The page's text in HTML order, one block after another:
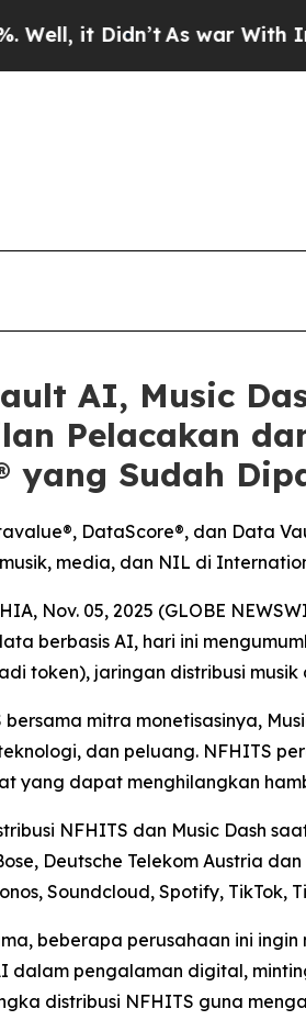
As war With Iran Drove
AI, Music
Pelacakan
yang Sudah
DataScore®, dan Data
musik, media, dan NIL di
Nov. 05, 2025 (GLOBE
berbasis AI, hari ini
token), jaringan distribusi
bersama mitra monetisasinya,
dan peluang. NFHITS
yang dapat menghilangkan
NFHITS dan Music Dash
Deutsche Telekom Austria
Soundcloud, Spotify, TikTok,
beberapa perusahaan ini
dalam pengalaman digital,
distribusi NFHITS guna